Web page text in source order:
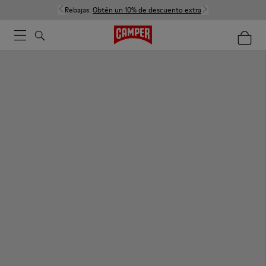
Rebajas: Obtén un 10% de descuento extra